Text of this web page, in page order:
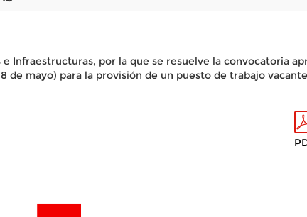
Infraestructuras, por la que se resuelve la convocatoria
de mayo) para la provisión de un puesto de trabajo